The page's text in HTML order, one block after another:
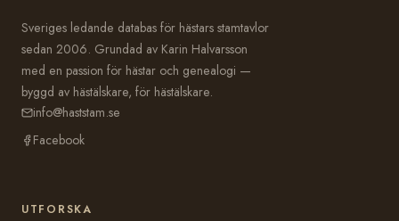
Sveriges ledande databas för hästars stamtavlor
sedan 2006. Grundad av Karin Halvarsson
med en passion för hästar och genealogi —
byggd av hästälskare, för hästälskare.
info@haststam.se
Facebook
UTFORSKA